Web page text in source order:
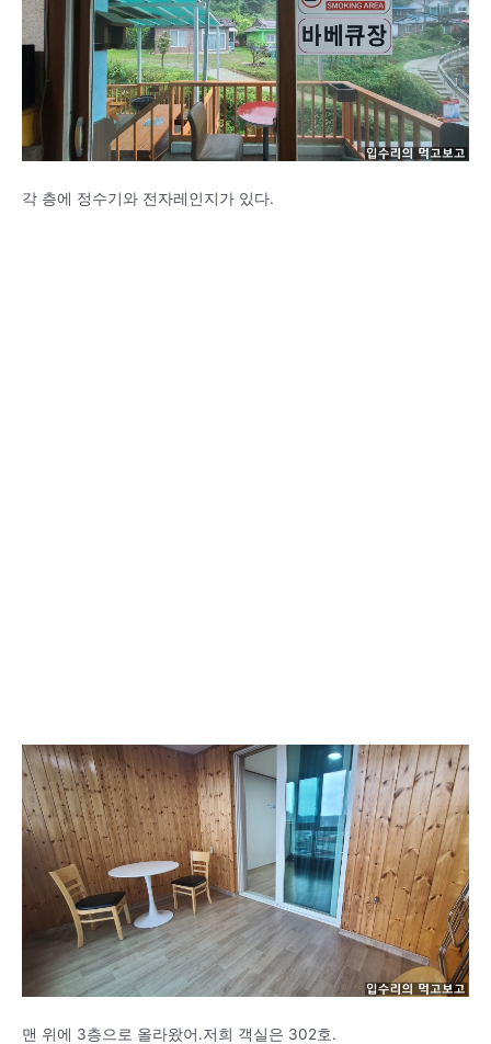
각 층에 정수기와 전자레인지가 있다.
맨 위에 3층으로 올라왔어.저희 객실은 302호.